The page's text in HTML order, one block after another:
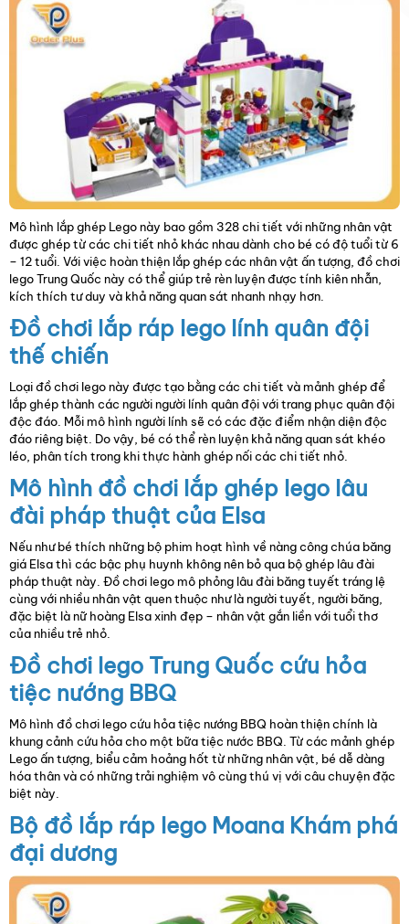
Mô hình lắp ghép Lego này bao gồm 328 chi tiết với những nhân vật
được ghép từ các chi tiết nhỏ khác nhau dành cho bé có độ tuổi từ 6
– 12 tuổi. Với việc hoàn thiện lắp ghép các nhân vật ấn tượng, đồ chơi
lego Trung Quốc này có thể giúp trẻ rèn luyện được tính kiên nhẫn,
kích thích tư duy và khả năng quan sát nhanh nhạy hơn.
Đồ chơi lắp ráp lego lính quân đội
thế chiến
Loại đồ chơi lego này được tạo bằng các chi tiết và mảnh ghép để
lắp ghép thành các người người lính quân đội với trang phục quân đội
độc đáo. Mỗi mô hình người lính sẽ có các đặc điểm nhận diện độc
đáo riêng biệt. Do vậy, bé có thể rèn luyện khả năng quan sát khéo
léo, phân tích trong khi thực hành ghép nối các chi tiết nhỏ.
Mô hình đồ chơi lắp ghép lego lâu
đài pháp thuật của Elsa
Nếu như bé thích những bộ phim hoạt hình về nàng công chúa băng
giá Elsa thì các bậc phụ huynh không nên bỏ qua bộ ghép lâu đài
pháp thuật này. Đồ chơi lego mô phỏng lâu đài băng tuyết tráng lệ
cùng với nhiều nhân vật quen thuộc như là người tuyết, người băng,
đặc biệt là nữ hoàng Elsa xinh đẹp – nhân vật gắn liền với tuổi thơ
của nhiều trẻ nhỏ.
Đồ chơi lego Trung Quốc cứu hỏa
tiệc nướng BBQ
Mô hình đồ chơi lego cứu hỏa tiệc nướng BBQ hoàn thiện chính là
khung cảnh cứu hỏa cho một bữa tiệc nước BBQ. Từ các mảnh ghép
Lego ấn tượng, biểu cảm hoảng hốt từ những nhân vật, bé dễ dàng
hóa thân và có những trải nghiệm vô cùng thú vị với câu chuyện đặc
biệt này.
Bộ đồ lắp ráp lego Moana Khám phá
đại dương